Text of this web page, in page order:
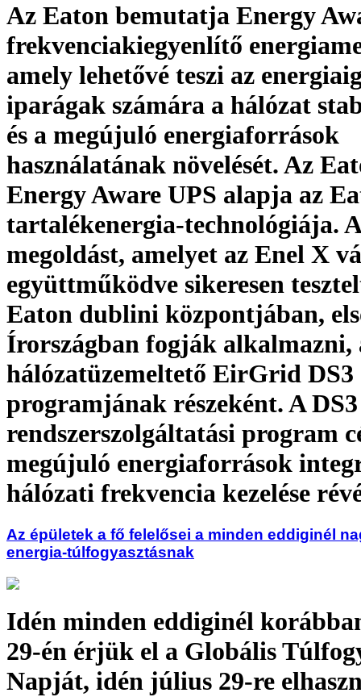
Az Eaton bemutatja Energy
frekvenciakiegyenlítő
amely lehetővé teszi az
iparágak számára a hálózat
és a megújuló energiaforrások
használatának növelését. Az
Energy Aware UPS alapja az
tartalékenergia-technológiája. A
megoldást, amelyet az Enel X
együttműködve sikeresen
Eaton dublini központjában,
Írországban fogják alkalmazni,
hálózatüzemeltető EirGrid DS3
programjának részeként. A DS3
rendszerszolgáltatási program
megújuló energiaforrások
hálózati frekvencia kezelése
Az épületek a fő felelősei a minden eddiginél
energia-túlfogyasztásnak
Idén minden eddiginél
29-én érjük el a Globális
Napját, idén július 29-re